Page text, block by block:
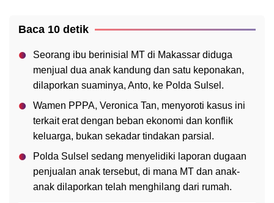
Baca 10 detik
Seorang ibu berinisial MT di Makassar diduga
menjual dua anak kandung dan satu keponakan,
dilaporkan suaminya, Anto, ke Polda Sulsel.
Wamen PPPA, Veronica Tan, menyoroti kasus ini
terkait erat dengan beban ekonomi dan konflik
keluarga, bukan sekadar tindakan parsial.
Polda Sulsel sedang menyelidiki laporan dugaan
penjualan anak tersebut, di mana MT dan anak-
anak dilaporkan telah menghilang dari rumah.